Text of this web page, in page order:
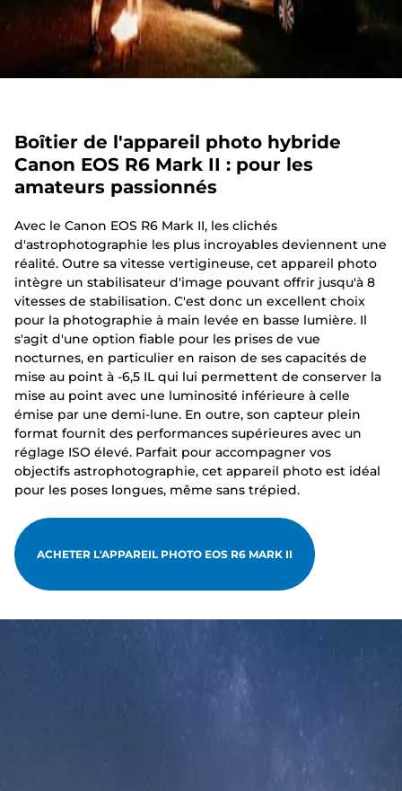
Boîtier de l'appareil photo hybride
Canon EOS R6 Mark II : pour les
amateurs passionnés
Avec le Canon EOS R6 Mark II, les clichés
d'astrophotographie les plus incroyables deviennent une
réalité. Outre sa vitesse vertigineuse, cet appareil photo
intègre un stabilisateur d'image pouvant offrir jusqu'à 8
vitesses de stabilisation. C'est donc un excellent choix
pour la photographie à main levée en basse lumière. Il
s'agit d'une option fiable pour les prises de vue
nocturnes, en particulier en raison de ses capacités de
mise au point à -6,5 IL qui lui permettent de conserver la
mise au point avec une luminosité inférieure à celle
émise par une demi-lune. En outre, son capteur plein
format fournit des performances supérieures avec un
réglage ISO élevé. Parfait pour accompagner vos
objectifs astrophotographie, cet appareil photo est idéal
pour les poses longues, même sans trépied.
ACHETER L'APPAREIL PHOTO EOS R6 MARK II